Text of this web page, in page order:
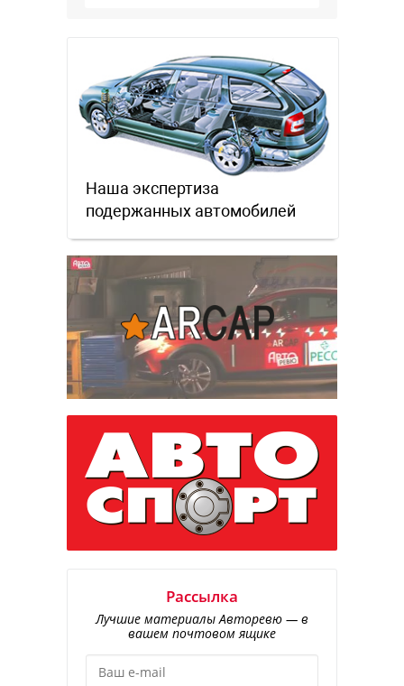
Наша экспертиза
подержанных автомобилей
Рассылка
Лучшие материалы Авторевю — в
вашем почтовом ящике